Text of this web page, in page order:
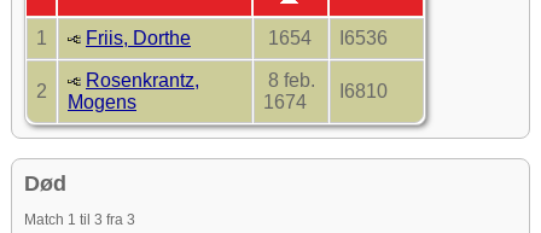
1 Friis, Dorthe 1654 I6536
2
Rosenkrantz,
Mogens
8 feb.
1674
I6810
Død
Match 1 til 3 fra 3